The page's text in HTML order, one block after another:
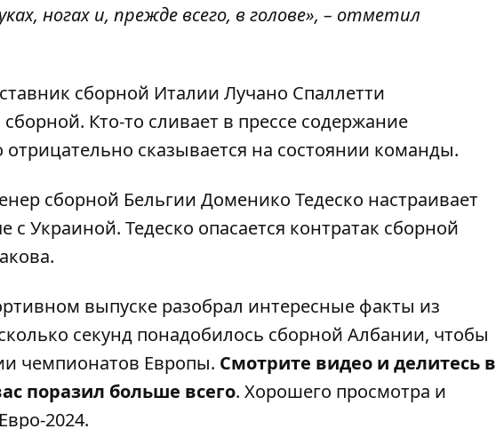
ногах и, прежде всего, в голове», – отметил
сборной Италии Лучано Спаллетти
сборной. Кто-то сливает в прессе содержание
отрицательно сказывается на состоянии команды.
сборной Бельгии Доменико Тедеско настраивает
с Украиной. Тедеско опасается контратак сборной
выпуске разобрал интересные факты из
секунд понадобилось сборной Албании, чтобы
чемпионатов Европы. Смотрите видео и делитесь в
поразил больше всего. Хорошего просмотра и
2024.